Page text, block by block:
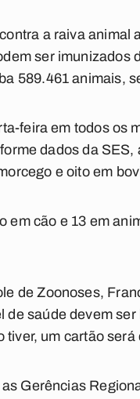
a raiva
ser imunizados
589.461 animais,
feira em todos os
dados da
e oito em
em cão e 13 em
de Zoonoses,
saúde devem
um cartão
Gerências